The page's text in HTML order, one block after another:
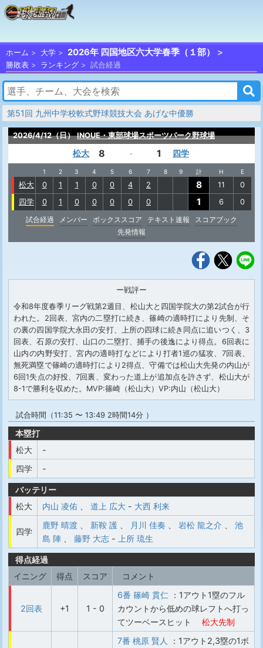
ホーム 大学 2026年 四国地区六大学春季（１部）
勝敗表 ランキング 試合経過
第51回 九州中学校軟式野球競技大会 あげな中優勝
2026/4/12（日） INOUE・東部球場スポーツパーク野球場
松大 8 - 1 四学
1 2 3 4 5 6 7 8 9 計 H E
松大 0 1 1 0 0 4 2 8 11
0
四学
0 1 0 0 0 0 0 1 6
0
試合経過
メンバー ボックススコア テキスト速報
スコアブック
先発情報
ー戦評ー
令和8年度春季リーグ戦第2週目、松山大と四国学院大の第2試合が行
われた。2回表、宮内の二塁打に続き、篠崎の適時打により先制、そ
の裏の四国学院大永田の安打、上所の四球に続き同点に追いつく、3
回表、石原の安打、山口の二塁打、捕手の後逸により得点。6回表に
山内の内野安打、宮内の適時打などにより打者1巡の猛攻、7回表、
無死満塁で篠崎の適時打により2得点、守備では松山大先発の内山が
6回1失点の好投、7回裏、変わった道上が追加点を許さず、松山大が
8-1で勝利を収めた。MVP:篠崎（松山大）VP:内山（松山大）
試合時間（11:35 〜 13:49 2時間14分 ）
本塁打
松大
-
四学
-
バッテリー
松大
内山 凌佑 道上 広大 - 大西 利来
四学
鹿野 晴渡 新鞍 護 月川 佳奏 岩松 龍之介
池
島 陣
藤野 大志 - 上所 琉生
得点経過
イニング
得点 スコア コメント
2回表 +1 1 - 0
6番 篠崎 貫仁 ：1アウト1塁のフル
カウントから低めの球レフトへ打っ
てツーベースヒット
松大先制
7番 桃原 賢人
：1アウト2,3塁の1ボ